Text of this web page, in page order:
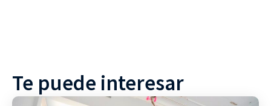
Te puede interesar